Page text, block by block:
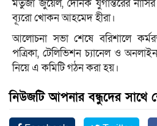
মর্তুজা জুয়েল, দৈনিক যুগান্তরের
ব্যূরো খোকন আহমেদ হীরা।
আলোচনা সভা শেষে বরিশালে
পত্রিকা, টেলিভিশন চ্যানেল ও
নিয়ে এ কমিটি গঠন করা হয়।
নিউজটি আপনার বন্ধুদের সাথে